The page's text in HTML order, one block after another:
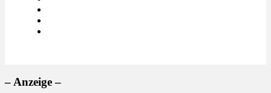
– Anzeige –